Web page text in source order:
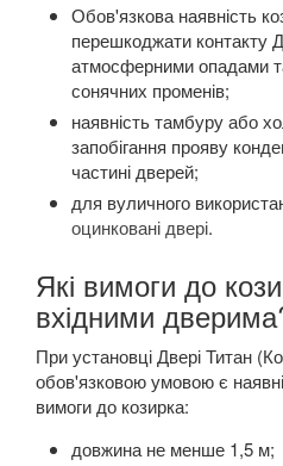
Обов'язкова наявність
перешкоджати контакту
атмосферними опадами
сонячних променів;
наявність тамбуру або
запобігання прояву
частині дверей;
для вуличного
оцинковані двері.
Які вимоги до
вхідними
При установці Двері Титан
обов'язковою умовою є
вимоги до козирка:
довжина не менше 1,5 м;